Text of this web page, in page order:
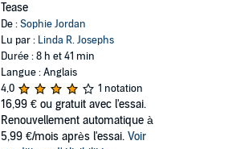
Tease
De :Sophie Jordan
Lu par : Linda R. Josephs
Durée : 8 h et 41 min
Langue : Anglais
4,0
1 notation
16,99 € ou gratuit avec l'essai.
Renouvellement automatique à
5,99 €/mois après l'essai. Voir